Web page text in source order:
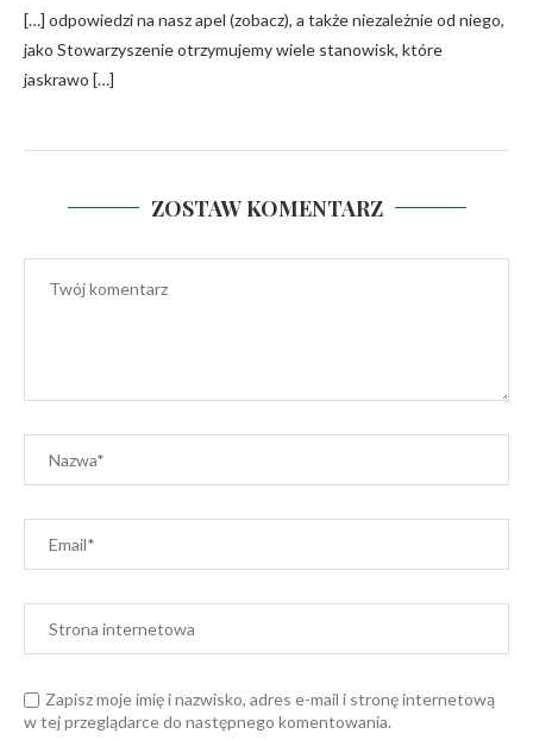
[…] odpowiedzi na nasz apel (zobacz), a także niezależnie od niego,
jako Stowarzyszenie otrzymujemy wiele stanowisk, które
jaskrawo […]
ZOSTAW KOMENTARZ
Zapisz moje imię i nazwisko, adres e-mail i stronę internetową
w tej przeglądarce do następnego komentowania.